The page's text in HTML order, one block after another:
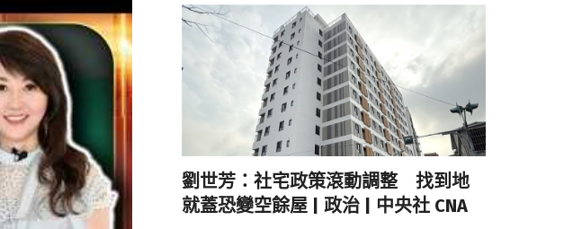
劉世芳：社宅政策滾動調整 找到地
就蓋恐變空餘屋 | 政治 | 中央社 CNA